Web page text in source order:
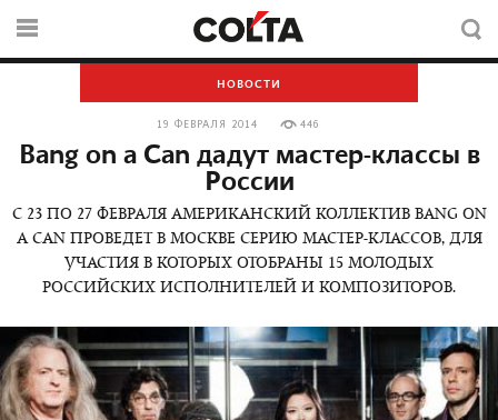
НОВОСТИ
19 ФЕВРАЛЯ 2014 446
Bang on a Can дадут мастер-классы в
России
С 23 ПО 27 ФЕВРАЛЯ АМЕРИКАНСКИЙ КОЛЛЕКТИВ BANG ON
A CAN ПРОВЕДЕТ В МОСКВЕ СЕРИЮ МАСТЕР-КЛАССОВ, ДЛЯ
УЧАСТИЯ В КОТОРЫХ ОТОБРАНЫ 15 МОЛОДЫХ
РОССИЙСКИХ ИСПОЛНИТЕЛЕЙ И КОМПОЗИТОРОВ.